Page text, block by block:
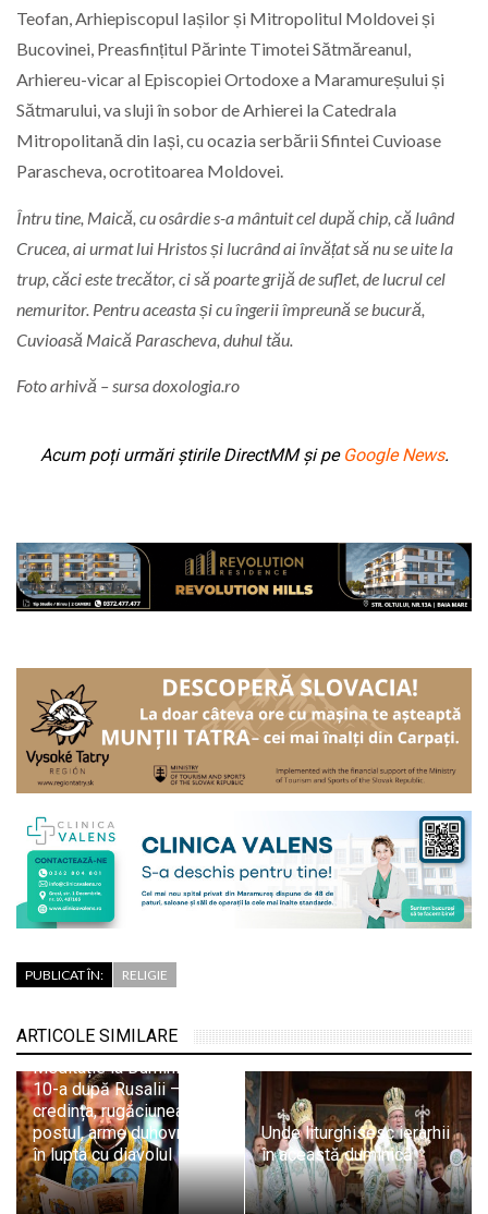
Teofan, Arhiepiscopul Iașilor și Mitropolitul Moldovei și
Bucovinei, Preasfințitul Părinte Timotei Sătmăreanul,
Arhiereu-vicar al Episcopiei Ortodoxe a Maramureșului și
Sătmarului, va sluji în sobor de Arhierei la Catedrala
Mitropolitană din Iași, cu ocazia serbării Sfintei Cuvioase
Parascheva, ocrotitoarea Moldovei.
Întru tine, Maică, cu osârdie s-a mântuit cel după chip, că luând
Crucea, ai urmat lui Hristos și lucrând ai învățat să nu se uite la
trup, căci este trecător, ci să poarte grijă de suflet, de lucrul cel
nemuritor. Pentru aceasta și cu îngerii împreună se bucură,
Cuvioasă Maică Parascheva, duhul tău.
Foto arhivă – sursa doxologia.ro
Acum poți urmări știrile DirectMM și pe Google News.
PUBLICAT ÎN: RELIGIE
ARTICOLE SIMILARE
Pr. Adrian Dobreanu:
Meditație la Duminica a
10-a după Rusalii –
credința, rugăciunea și
postul, arme duhovnicești
în lupta cu diavolul
Unde liturghisesc ierarhii
în această duminică